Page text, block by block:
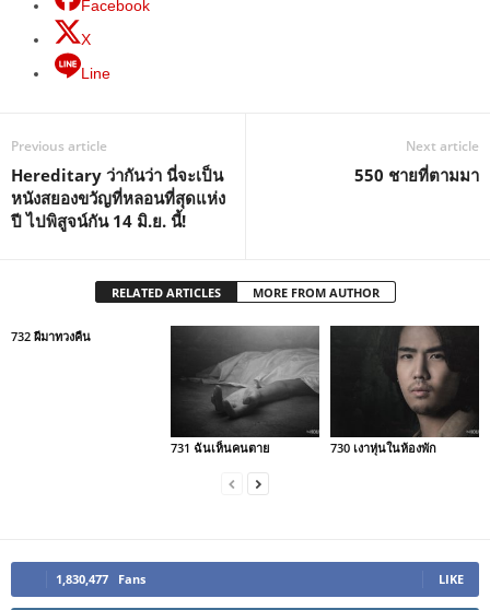
Facebook
X
Line
Previous article
Hereditary ว่ากันว่า นี่จะเป็น
หนังสยองขวัญที่หลอนที่สุดแห่ง
ปี ไปพิสูจน์กัน 14 มิ.ย. นี้!
Next article
550 ชายที่ตามมา
RELATED ARTICLES MORE FROM AUTHOR
732 ผีมาทวงคืน
731 ฉันเห็นคนตาย 730 เงาหุ่นในห้องพัก
1,830,477 Fans LIKE